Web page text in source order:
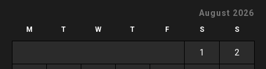
August 2026
M T W T F S S
1 2